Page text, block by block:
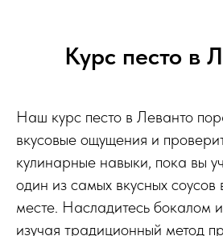
Курс песто в
Наш курс песто в Леванто
вкусовые ощущения и
кулинарные навыки, пока вы
один из самых вкусных соусов
месте. Насладитесь бокалом
изучая традиционный метод